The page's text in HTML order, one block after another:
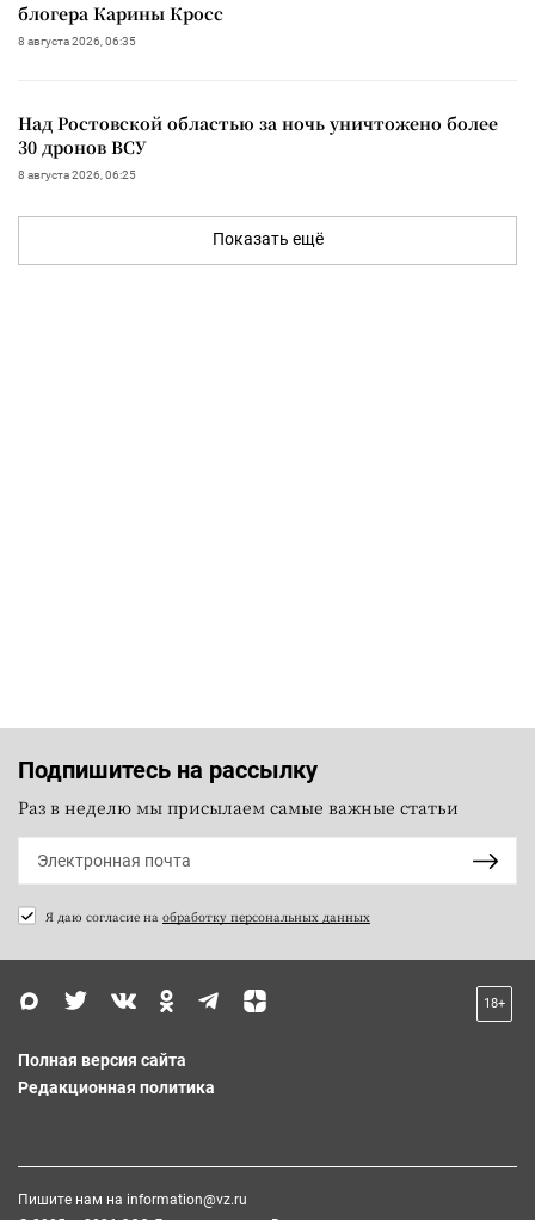
блогера Карины Кросс
8 августа 2026, 06:35
Над Ростовской областью за ночь уничтожено более
30 дронов ВСУ
8 августа 2026, 06:25
Показать ещё
Подпишитесь на рассылку
Раз в неделю мы присылаем самые важные статьи
Я даю согласие на обработку персональных данных
18+
Полная версия сайта
Редакционная политика
Пишите нам на information@vz.ru